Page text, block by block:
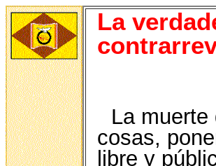
La
La
cosas,
libre y